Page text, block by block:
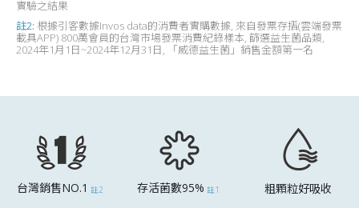
實驗之結果
註2: 根據引客數據Invos data的消費者實購數據, 來自發票存摺(雲端發票
載具APP) 800萬會員的台灣市場發票消費紀錄樣本, 篩選益生菌品類,
2024年1月1日~2024年12月31日, 「威德益生菌」銷售金額第一名
台灣銷售NO.1 註2 存活菌數95% 註1 粗顆粒好吸收